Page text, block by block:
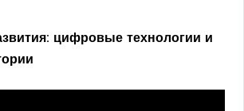
цифровые технологии и